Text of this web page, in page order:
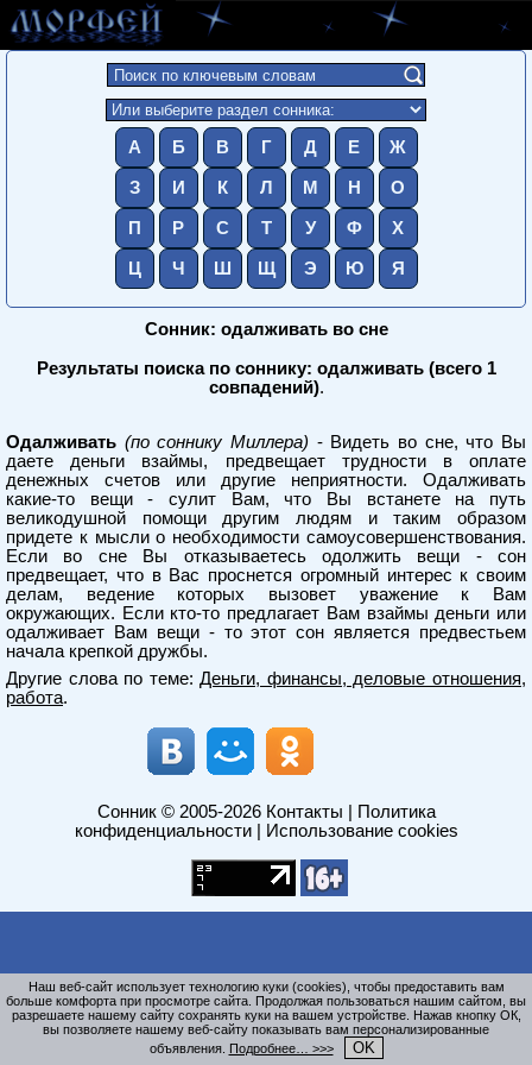
А Б В Г Д Е Ж
З И К Л М Н О
П Р С Т У Ф Х
Ц Ч Ш Щ Э Ю Я
Сонник: одалживать во сне
Результаты поиска по соннику: одалживать (всего 1
совпадений).
Одалживать (по соннику Миллера) - Видеть во сне, что Вы
даете деньги взаймы, предвещает трудности в оплате
денежных счетов или другие неприятности. Одалживать
какие-то вещи - сулит Вам, что Вы встанете на путь
великодушной помощи другим людям и таким образом
придете к мысли о необходимости самоусовершенствования.
Если во сне Вы отказываетесь одолжить вещи - сон
предвещает, что в Вас проснется огромный интерес к своим
делам, ведение которых вызовет уважение к Вам
окружающих. Если кто-то предлагает Вам взаймы деньги или
одалживает Вам вещи - то этот сон является предвестьем
начала крепкой дружбы.
Другие слова по теме:Деньги, финансы, деловые отношения,
работа.
Сонник© 2005-2026 Контакты
Политика
конфиденциальности| Использование cookies
Наш веб-сайт использует технологию куки (cookies), чтобы предоставить вам
больше комфорта при просмотре сайта. Продолжая пользоваться нашим сайтом, вы
разрешаете нашему сайту сохранять куки на вашем устройстве. Нажав кнопку ОК,
вы позволяете нашему веб-сайту показывать вам персонализированные
объявления. Подробнее… >>> OK